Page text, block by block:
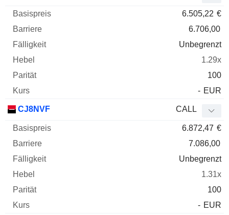
6.505,22 €
6.706,00
Unbegrenzt
1.29x
100
- EUR
CJ8NVF CALL
6.872,47 €
7.086,00
Unbegrenzt
1.31x
100
- EUR